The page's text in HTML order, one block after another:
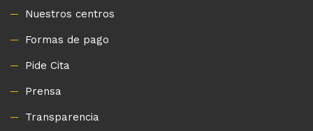
Nuestros centros
Formas de pago
Pide Cita
Prensa
Transparencia